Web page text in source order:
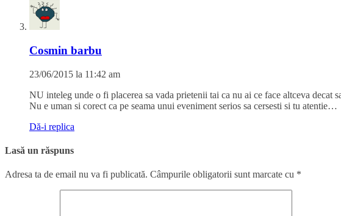
Cosmin barbu
23/06/2015 la 11:42 am
NU inteleg unde o fi placerea sa vada prietenii tai ca nu ai ce face altceva
Nu e uman si corect ca pe seama unui eveniment serios sa cersesti si tu atentie…
Dă-i replica
Lasă un răspuns
Adresa ta de email nu va fi publicată. Câmpurile obligatorii sunt marcate cu *